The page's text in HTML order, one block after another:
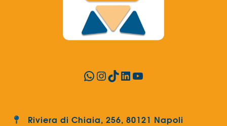
WhatsApp
Instagram
TikTok
LinkedIn
YouTube
Riviera di Chiaia, 256, 80121 Napoli